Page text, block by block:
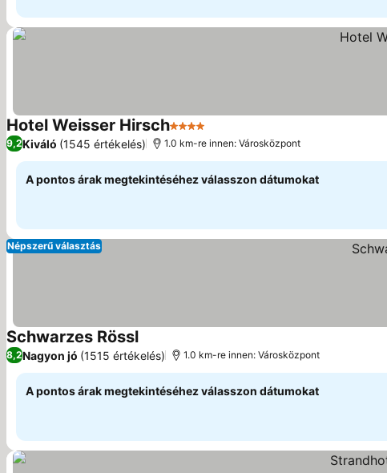
Hotel Weisser Hirsch4 Kategória
9,2Kiváló (1545 értékelés) 1.0 km-re innen: Városközpont
A pontos árak megtekintéséhez válasszon dátumokat
Népszerű választás
Schwarzes Rössl
8,2Nagyon jó (1515 értékelés) 1.0 km-re innen: Városközpont
A pontos árak megtekintéséhez válasszon dátumokat